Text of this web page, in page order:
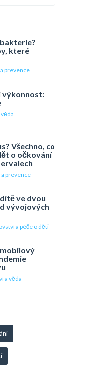
které
prevence
výkonnost:
Všechno, co
o očkování
a prevence
ve dvou
vývojových
a péče o děti
a věda